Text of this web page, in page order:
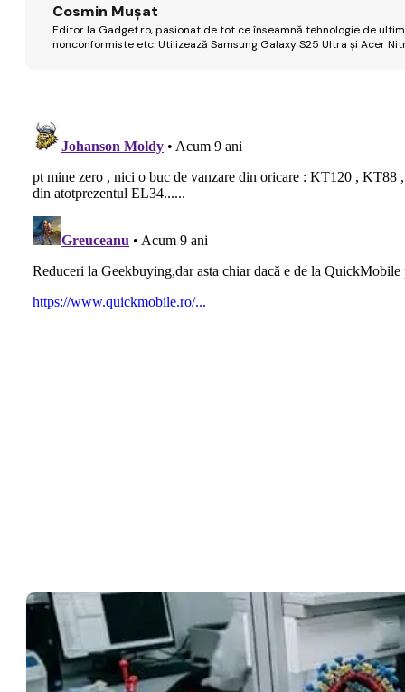
Cosmin Mușat
Editor la Gadget.ro, pasionat de tot ce înseamnă tehnologie de
nonconformiste etc. Utilizează Samsung Galaxy S25 Ultra și Acer